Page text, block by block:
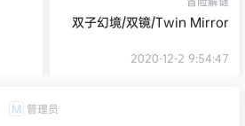
双子幻境/双镜/Twin Mirror
2020-12-2 9:54:47
M 管理员